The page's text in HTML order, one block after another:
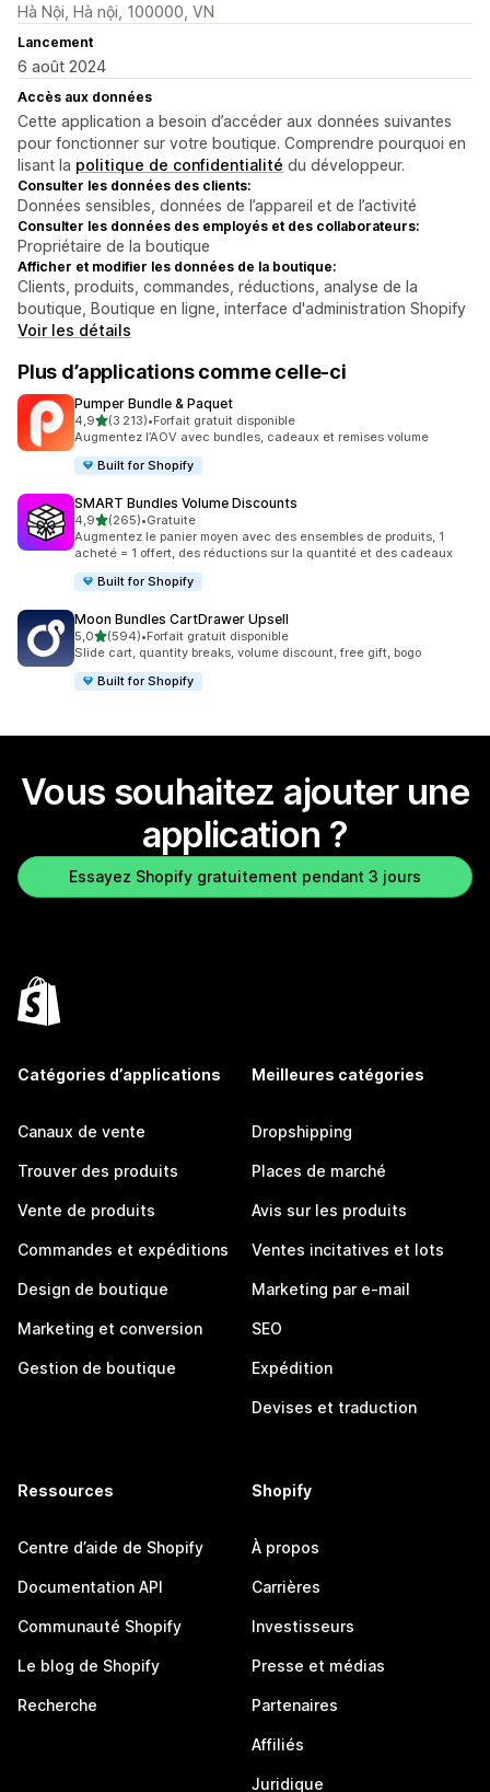
Hà Nội, Hà nội, 100000, VN
Lancement
6 août 2024
Accès aux données
Cette application a besoin d’accéder aux données suivantes
pour fonctionner sur votre boutique. Comprendre pourquoi en
lisant la politique de confidentialité du développeur.
Consulter les données des clients:
Données sensibles, données de l’appareil et de l’activité
Consulter les données des employés et des collaborateurs:
Propriétaire de la boutique
Afficher et modifier les données de la boutique:
Clients, produits, commandes, réductions, analyse de la
boutique, Boutique en ligne, interface d'administration Shopify
Voir les détails
Plus d’applications comme celle-ci
Pumper Bundle & Paquet
4,9étoile(s) sur 5
(3 213)
3213 avis au total
•Forfait gratuit disponible
Augmentez l’AOV avec bundles, cadeaux et remises volume
Built for Shopify
SMART Bundles Volume Discounts
4,9étoile(s) sur 5
(265)
265 avis au total
•Gratuite
Augmentez le panier moyen avec des ensembles de produits, 1
acheté = 1 offert, des réductions sur la quantité et des cadeaux
Built for Shopify
Moon Bundles CartDrawer Upsell
5,0étoile(s) sur 5
(594)
594 avis au total
•Forfait gratuit disponible
Slide cart, quantity breaks, volume discount, free gift, bogo
Built for Shopify
Vous souhaitez ajouter une
application ?
Essayez Shopify gratuitement pendant 3 jours
Catégories d’applications
Canaux de vente
Trouver des produits
Vente de produits
Commandes et expéditions
Design de boutique
Marketing et conversion
Gestion de boutique
Meilleures catégories
Dropshipping
Places de marché
Avis sur les produits
Ventes incitatives et lots
Marketing par e-mail
SEO
Expédition
Devises et traduction
Ressources
Centre d’aide de Shopify
Documentation API
Communauté Shopify
Le blog de Shopify
Recherche
Shopify
À propos
Carrières
Investisseurs
Presse et médias
Partenaires
Affiliés
Juridique